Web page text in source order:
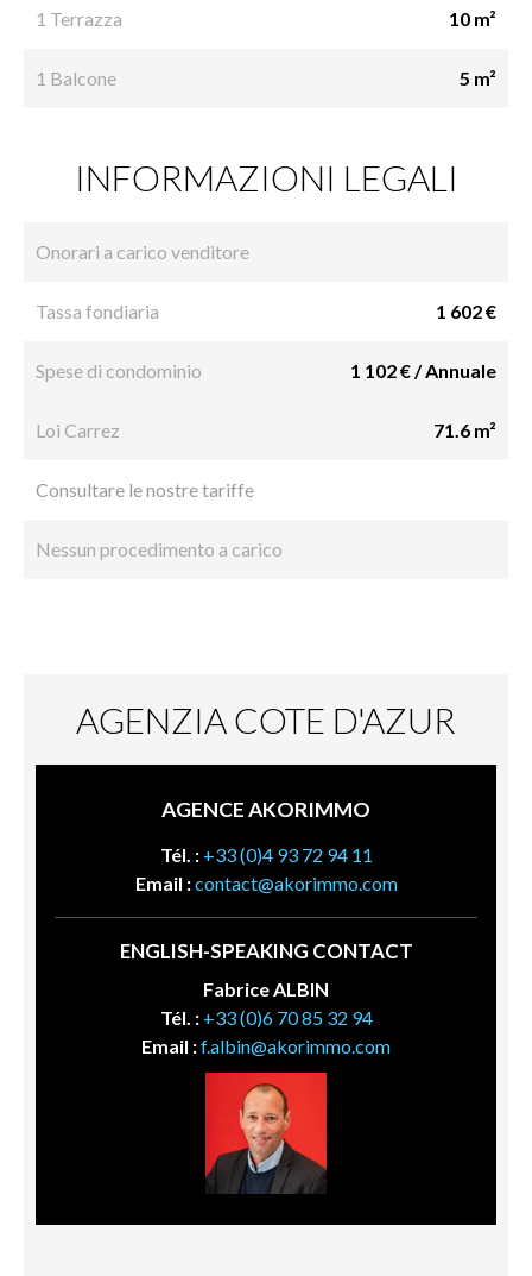
1 Terrazza 10 m²
1 Balcone 5 m²
INFORMAZIONI LEGALI
Onorari a carico venditore
Tassa fondiaria 1 602 €
Spese di condominio 1 102 € / Annuale
Loi Carrez 71.6 m²
Consultare le nostre tariffe
Nessun procedimento a carico
AGENZIA COTE D'AZUR
AGENCE AKORIMMO
Tél. : +33 (0)4 93 72 94 11
Email :contact@akorimmo.com
ENGLISH-SPEAKING CONTACT
Fabrice ALBIN
Tél. : +33 (0)6 70 85 32 94
Email :f.albin@akorimmo.com